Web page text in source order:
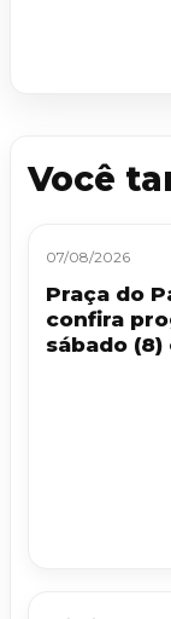
Você
07/08/2026
Praça do
confira
sábado